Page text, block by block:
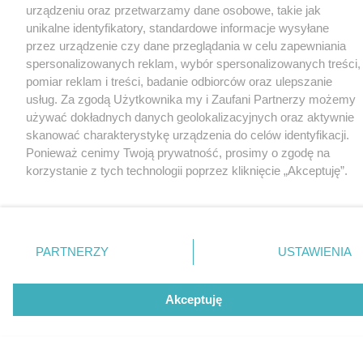
urządzeniu oraz przetwarzamy dane osobowe, takie jak
unikalne identyfikatory, standardowe informacje wysyłane
przez urządzenie czy dane przeglądania w celu zapewniania
spersonalizowanych reklam, wybór spersonalizowanych treści,
pomiar reklam i treści, badanie odbiorców oraz ulepszanie
usług. Za zgodą Użytkownika my i Zaufani Partnerzy możemy
używać dokładnych danych geolokalizacyjnych oraz aktywnie
skanować charakterystykę urządzenia do celów identyfikacji.
Ponieważ cenimy Twoją prywatność, prosimy o zgodę na
korzystanie z tych technologii poprzez kliknięcie „Akceptuję”.
nie wymagają zgody użytkownika, ale masz prawo sprzeciwić
się takiemu przetwarzaniu. Preferencje będą miały
Zapoznaj się z poniższymi informacjami, abyś mógł świadomie
PARTNERZY USTAWIENIA
Akceptuję